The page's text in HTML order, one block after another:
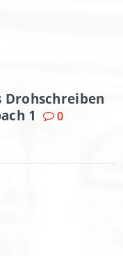
Drohschreiben
1
0